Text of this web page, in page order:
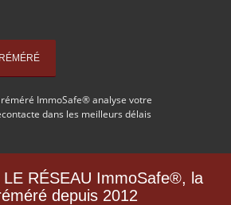
ImmoSafe® analyse votre
dans les meilleurs délais
LE RÉSEAU ImmoSafe®, la
depuis 2012